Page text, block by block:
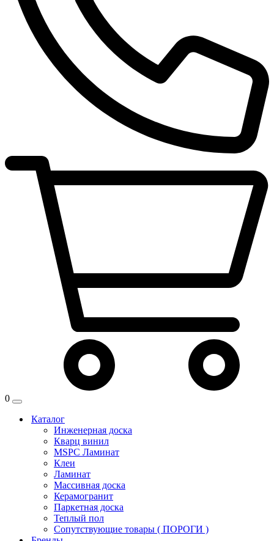
0
Каталог
Инженерная доска
Кварц винил
MSPC Ламинат
Клеи
Ламинат
Массивная доска
Керамогранит
Паркетная доска
Теплый пол
Сопутствующие товары ( ПОРОГИ )